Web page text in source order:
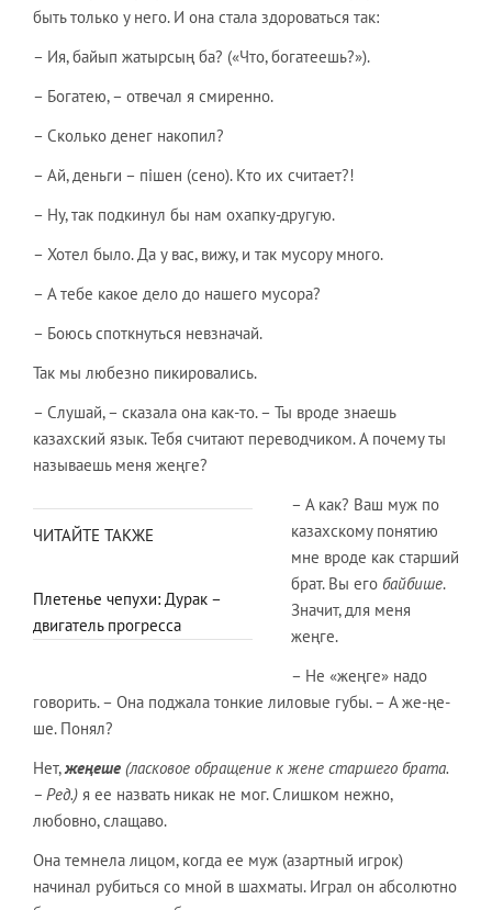
быть только у него. И она стала здороваться так:
– Ия, байып жатырсың ба? («Что, богатеешь?»).
– Богатею, – отвечал я смиренно.
– Сколько денег накопил?
– Ай, деньги – пішен (сено). Кто их считает?!
– Ну, так подкинул бы нам охапку-другую.
– Хотел было. Да у вас, вижу, и так мусору много.
– А тебе какое дело до нашего мусора?
– Боюсь споткнуться невзначай.
Так мы любезно пикировались.
– Слушай, – сказала она как-то. – Ты вроде знаешь
казахский язык. Тебя считают переводчиком. А почему ты
называешь меня жеңге?
ЧИТАЙТЕ ТАКЖЕ
Плетенье чепухи: Дурак –
двигатель прогресса
– А как? Ваш муж по
казахскому понятию
мне вроде как старший
брат. Вы его байбише.
Значит, для меня
жеңге.
– Не «жеңге» надо
говорить. – Она поджала тонкие лиловые губы. – А же-ңе-
ше. Понял?
Нет,жеңеше (ласковое обращение к жене старшего брата.
– Ред.) я ее назвать никак не мог. Слишком нежно,
любовно, слащаво.
Она темнела лицом, когда ее муж (азартный игрок)
начинал рубиться со мной в шахматы. Играл он абсолютно